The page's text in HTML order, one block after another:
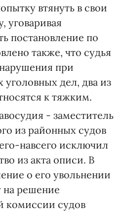
втянуть в свои
уговаривая
постановление по
также, что судья
при
уголовных дел, два из
к тяжким.
- заместитель
из районных судов
навсего исключил
из акта описи. В
о его увольнении
на решение
комиссии судов